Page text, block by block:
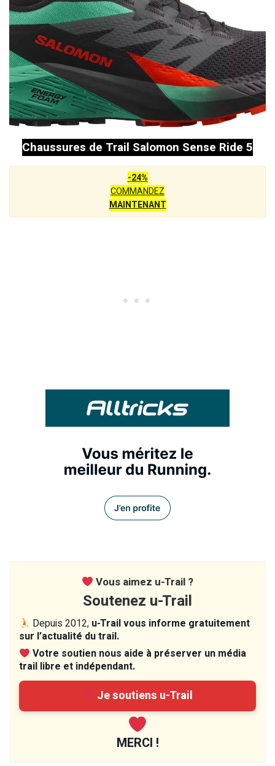
Chaussures de Trail Salomon Sense Ride 5
-24%
COMMANDEZ
MAINTENANT
Vous aimez u-Trail ?
Soutenez u-Trail
Depuis 2012, u-Trail vous informe gratuitement
sur l’actualité du trail.
Votre soutien nous aide à préserver un média
trail libre et indépendant.
Je soutiens u-Trail
MERCI !